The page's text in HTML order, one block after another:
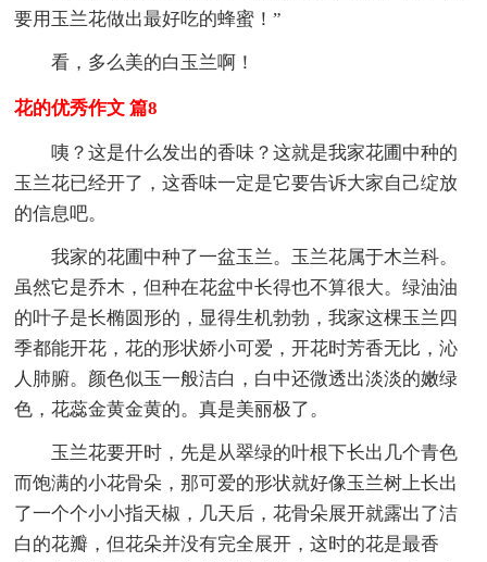
要用玉兰花做出最好吃的蜂蜜！”
看，多么美的白玉兰啊！
花的优秀作文 篇8
咦？这是什么发出的香味？这就是我家花圃中种的
玉兰花已经开了，这香味一定是它要告诉大家自己绽放
的信息吧。
我家的花圃中种了一盆玉兰。玉兰花属于木兰科。
虽然它是乔木，但种在花盆中长得也不算很大。绿油油
的叶子是长椭圆形的，显得生机勃勃，我家这棵玉兰四
季都能开花，花的形状娇小可爱，开花时芳香无比，沁
人肺腑。颜色似玉一般洁白，白中还微透出淡淡的嫩绿
色，花蕊金黄金黄的。真是美丽极了。
玉兰花要开时，先是从翠绿的叶根下长出几个青色
而饱满的小花骨朵，那可爱的形状就好像玉兰树上长出
了一个个小小指天椒，几天后，花骨朵展开就露出了洁
白的花瓣，但花朵并没有完全展开，这时的花是最香